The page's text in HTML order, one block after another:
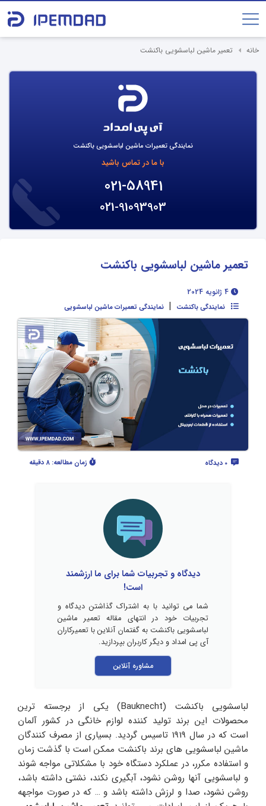
خانه تعمیر ماشین لباسشویی باکنشت
نمایندگی تعمیرات ماشین لباسشویی باکنشت
با ما در تماس باشید
021-58941
021-91093903
تعمیر ماشین لباسشویی باکنشت
نمایندگی باکنشت | نمایندگی تعمیرات ماشین لباسشویی
زمان مطالعه: 8 دقیقه
دیدگاه و تجربیات شما برای ما ارزشمند
است!
شما می توانید با به اشتراک گذاشتن دیدگاه و
تجربیات خود در انتهای مقاله تعمیر ماشین
لباسشویی باکنشت به گفتمان آنلاین با تعمیرکاران
آی پی امداد و دیگر کاربران بپردازید.
مشاوره آنلاین
لباسشویی باکنشت (Bauknecht) یکی از برجسته ترین
محصولات این برند تولید کننده لوازم خانگی در کشور آلمان
است که در سال 1919 تاسیس گردید. بسیاری از مصرف کنندگان
ماشین لباسشویی های برند باکنشت ممکن است با گذشت زمان
و استفاده مکرر، در عملکرد دستگاه خود با مشکلاتی مواجه شوند
و لباسشویی آنها روشن نشود، آبگیری نکند، نشتی داشته باشد،
روشن نشود، صدا و لرزش داشته باشد و … که در صورت مواجهه